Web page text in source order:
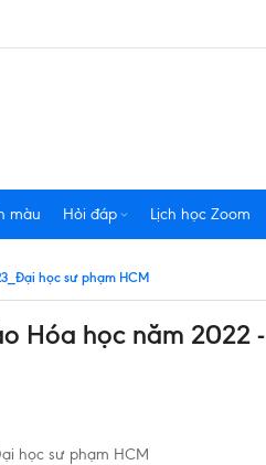
màu Hỏi đáp Lịch học Zoom
học sư phạm HCM
Hóa học năm 2022 -
học sư phạm HCM